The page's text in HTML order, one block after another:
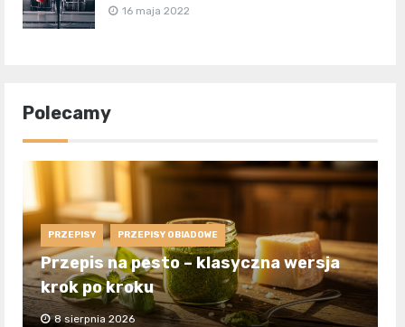
16 maja 2022
Polecamy
PRZEPISY PRZEPISY OBIADOWE
Przepis na pesto – klasyczna wersja
krok po kroku
8 sierpnia 2026